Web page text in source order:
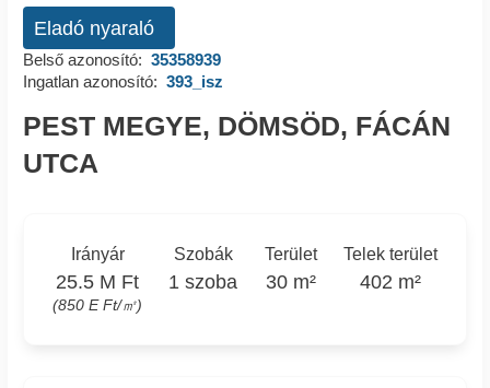
Eladó nyaraló
Belső azonosító: 35358939
Ingatlan azonosító: 393_isz
PEST MEGYE, DÖMSÖD, FÁCÁN
UTCA
Irányár
25.5 M Ft
(850 E Ft/㎡)
Szobák
1 szoba
Terület
30 m²
Telek terület
402 m²